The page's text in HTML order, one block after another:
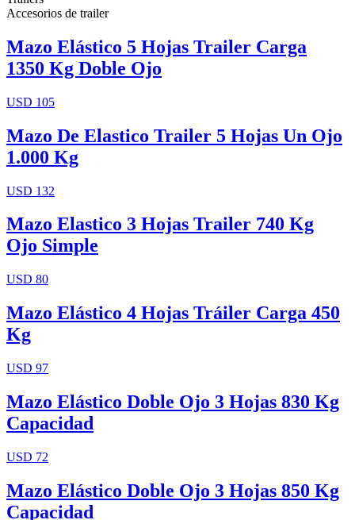
Accesorios de trailer
Mazo Elástico 5 Hojas Trailer Carga
1350 Kg Doble Ojo
USD 105
Mazo De Elastico Trailer 5 Hojas Un Ojo
1.000 Kg
USD 132
Mazo Elastico 3 Hojas Trailer 740 Kg
Ojo Simple
USD 80
Mazo Elástico 4 Hojas Tráiler Carga 450
Kg
USD 97
Mazo Elástico Doble Ojo 3 Hojas 830 Kg
Capacidad
USD 72
Mazo Elástico Doble Ojo 3 Hojas 850 Kg
Capacidad